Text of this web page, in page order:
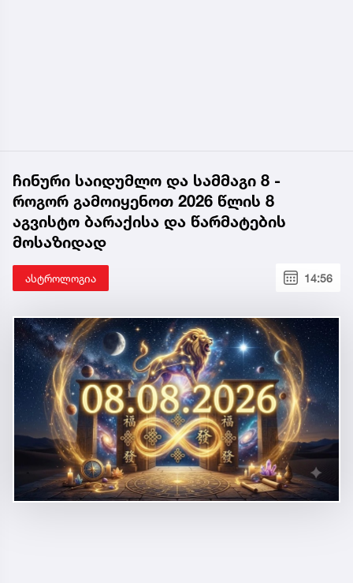
ჩინური საიდუმლო და სამმაგი 8 -
როგორ გამოიყენოთ 2026 წლის 8
აგვისტო ბარაქისა და წარმატების
მოსაზიდად
ასტროლოგია 14:56